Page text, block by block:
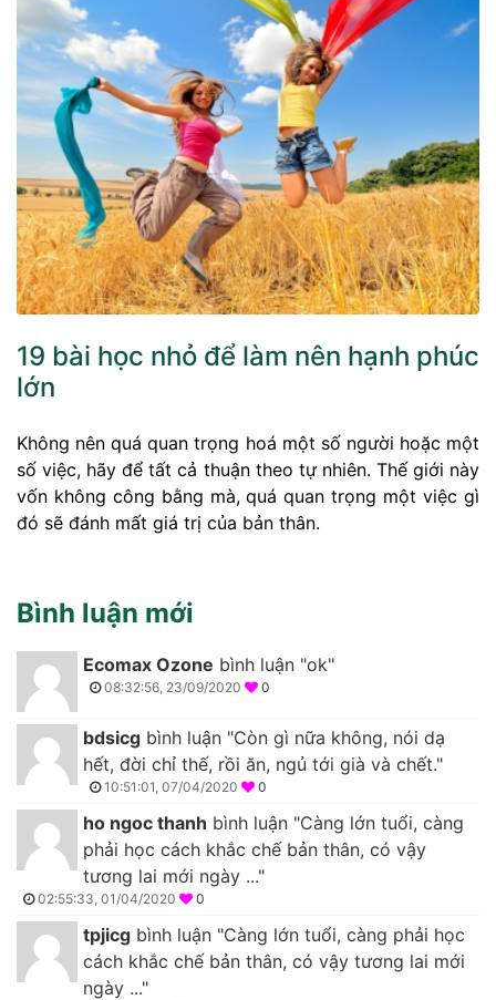
19 bài học nhỏ để làm nên hạnh phúc
lớn
Không nên quá quan trọng hoá một số người hoặc một
số việc, hãy để tất cả thuận theo tự nhiên. Thế giới này
vốn không công bằng mà, quá quan trọng một việc gì
đó sẽ đánh mất giá trị của bản thân.
Bình luận mới
Ecomax Ozone bình luận "ok"
08:32:56, 23/09/2020 0
bdsicg bình luận "Còn gì nữa không, nói dạ
hết, đời chỉ thế, rồi ăn, ngủ tới già và chết."
10:51:01, 07/04/2020 0
ho ngoc thanh bình luận "Càng lớn tuổi, càng
phải học cách khắc chế bản thân, có vậy
tương lai mới ngày ..."
02:55:33, 01/04/2020 0
tpjicg bình luận "Càng lớn tuổi, càng phải học
cách khắc chế bản thân, có vậy tương lai mới
ngày ..."